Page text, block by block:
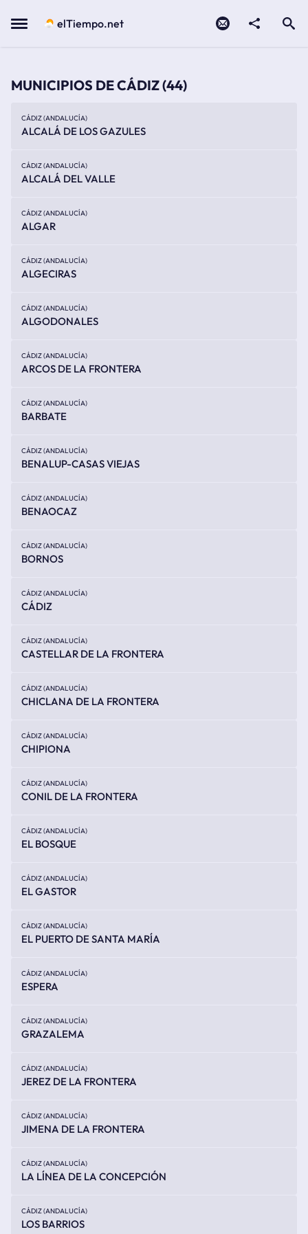
Menu elTiempo.net
MUNICIPIOS DE CÁDIZ(44)
CÁDIZ (ANDALUCÍA)
ALCALÁ DE LOS GAZULES
CÁDIZ (ANDALUCÍA)
ALCALÁ DEL VALLE
CÁDIZ (ANDALUCÍA)
ALGAR
CÁDIZ (ANDALUCÍA)
ALGECIRAS
CÁDIZ (ANDALUCÍA)
ALGODONALES
CÁDIZ (ANDALUCÍA)
ARCOS DE LA FRONTERA
CÁDIZ (ANDALUCÍA)
BARBATE
CÁDIZ (ANDALUCÍA)
BENALUP-CASAS VIEJAS
CÁDIZ (ANDALUCÍA)
BENAOCAZ
CÁDIZ (ANDALUCÍA)
BORNOS
CÁDIZ (ANDALUCÍA)
CÁDIZ
CÁDIZ (ANDALUCÍA)
CASTELLAR DE LA FRONTERA
CÁDIZ (ANDALUCÍA)
CHICLANA DE LA FRONTERA
CÁDIZ (ANDALUCÍA)
CHIPIONA
CÁDIZ (ANDALUCÍA)
CONIL DE LA FRONTERA
CÁDIZ (ANDALUCÍA)
EL BOSQUE
CÁDIZ (ANDALUCÍA)
EL GASTOR
CÁDIZ (ANDALUCÍA)
EL PUERTO DE SANTA MARÍA
CÁDIZ (ANDALUCÍA)
ESPERA
CÁDIZ (ANDALUCÍA)
GRAZALEMA
CÁDIZ (ANDALUCÍA)
JEREZ DE LA FRONTERA
CÁDIZ (ANDALUCÍA)
JIMENA DE LA FRONTERA
CÁDIZ (ANDALUCÍA)
LA LÍNEA DE LA CONCEPCIÓN
CÁDIZ (ANDALUCÍA)
LOS BARRIOS